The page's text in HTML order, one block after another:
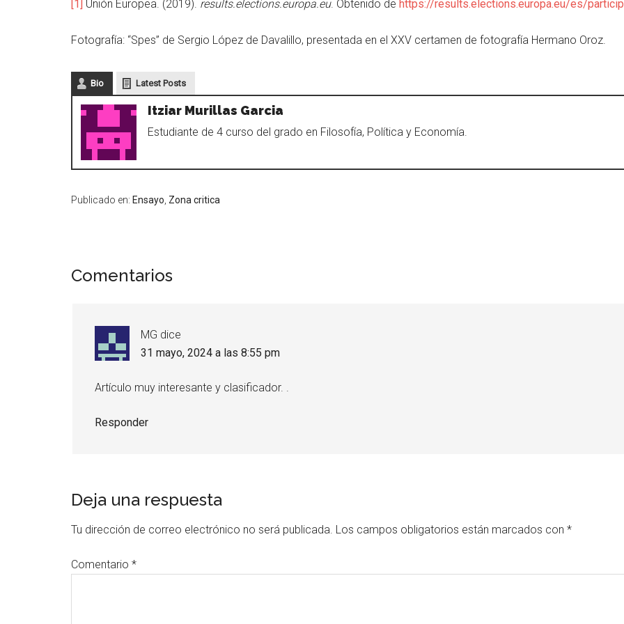
[1] Unión Europea. (2019). results.elections.europa.eu. Obtenido de https://results.elections.europa.eu/es/
Fotografía: “Spes” de Sergio López de Davalillo, presentada en el XXV certamen de fotografía Hermano Oroz.
Bio Latest Posts
Itziar Murillas Garcia
Estudiante de 4 curso del grado en Filosofía, Política y Economía.
Publicado en: Ensayo Zona critica
Comentarios
MG dice
31 mayo, 2024 a las 8:55 pm
Artículo muy interesante y clasificador. .
Responder
Deja una respuesta
Tu dirección de correo electrónico no será publicada. Los campos obligatorios están marcados con *
Comentario *